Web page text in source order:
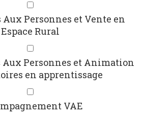
Aux Personnes et Vente en
Espace Rural
Aux Personnes et Animation
en apprentissage
VAE